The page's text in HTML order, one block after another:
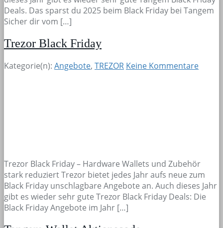
Deals. Das sparst du 2025 beim Black Friday bei Tangem
Sicher dir vom […]
Trezor Black Friday
Kategorie(n): Angebote, TREZOR Keine Kommentare
Trezor Black Friday – Hardware Wallets und Zubehör
stark reduziert Trezor bietet jedes Jahr aufs neue zum
Black Friday unschlagbare Angebote an. Auch dieses Jahr
gibt es wieder sehr gute Trezor Black Friday Deals: Die
Black Friday Angebote im Jahr […]